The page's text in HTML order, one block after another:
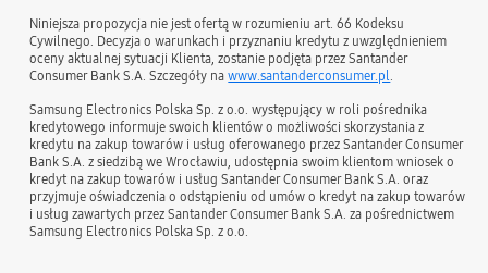
Niniejsza propozycja nie jest ofertą w rozumieniu art. 66 Kodeksu
Cywilnego. Decyzja o warunkach i przyznaniu kredytu z uwzględnieniem
oceny aktualnej sytuacji Klienta, zostanie podjęta przez Santander
Consumer Bank S.A. Szczegóły nawww.santanderconsumer.pl.
Samsung Electronics Polska Sp. z o.o. występujący w roli pośrednika
kredytowego informuje swoich klientów o możliwości skorzystania z
kredytu na zakup towarów i usług oferowanego przez Santander Consumer
Bank S.A. z siedzibą we Wrocławiu, udostępnia swoim klientom wniosek o
kredyt na zakup towarów i usług Santander Consumer Bank S.A. oraz
przyjmuje oświadczenia o odstąpieniu od umów o kredyt na zakup towarów
i usług zawartych przez Santander Consumer Bank S.A. za pośrednictwem
Samsung Electronics Polska Sp. z o.o.